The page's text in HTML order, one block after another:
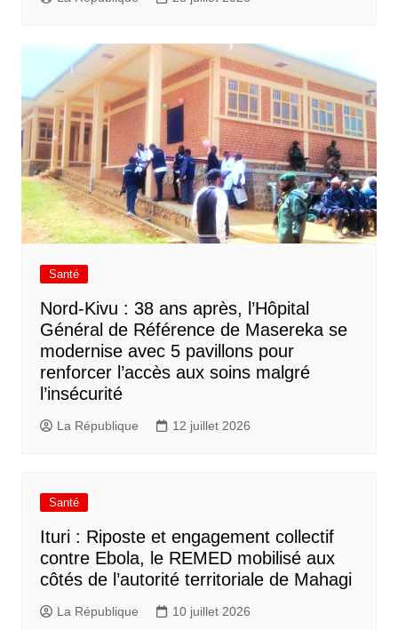
Santé
Nord-Kivu : 38 ans après, l’Hôpital
Général de Référence de Masereka se
modernise avec 5 pavillons pour
renforcer l’accès aux soins malgré
l’insécurité
La République 12 juillet 2026
Santé
Ituri : Riposte et engagement collectif
contre Ebola, le REMED mobilisé aux
côtés de l’autorité territoriale de Mahagi
La République 10 juillet 2026